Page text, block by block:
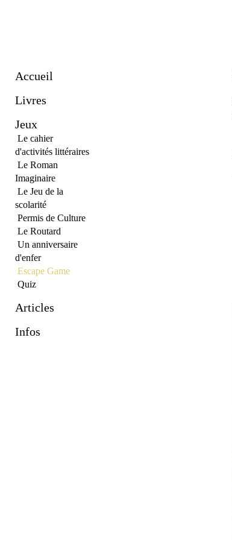
Accueil
Livres
Jeux
Le cahier
d'activités littéraires
Le Roman
Imaginaire
Le Jeu de la
scolarité
Permis de Culture
Le Routard
Un anniversaire
d'enfer
Escape Game
Quiz
Articles
Infos